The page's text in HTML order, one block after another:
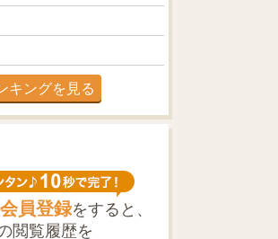
キングを見る
員登録をすると、
閲覧履歴を